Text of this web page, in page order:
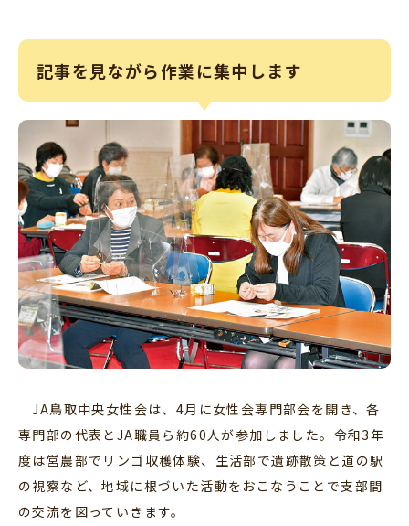
記事を見ながら作業に集中します
JA鳥取中央女性会は、4月に女性会専門部会を開き、各
専門部の代表とJA職員ら約60人が参加しました。令和3年
度は営農部でリンゴ収穫体験、生活部で遺跡散策と道の駅
の視察など、地域に根づいた活動をおこなうことで支部間
の交流を図っていきます。